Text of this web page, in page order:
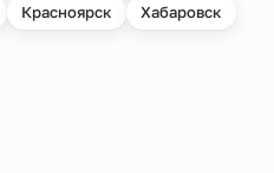
Красноярск
Хабаровск